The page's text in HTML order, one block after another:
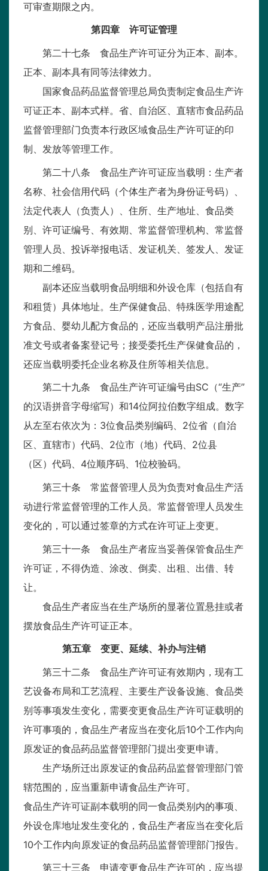
可审查期限之内。
第四章 许可证管理
第二十七条 食品生产许可证分为正本、副本。
正本、副本具有同等法律效力。
国家食品药品监督管理总局负责制定食品生产许
可证正本、副本式样。省、自治区、直辖市食品药品
监督管理部门负责本行政区域食品生产许可证的印
制、发放等管理工作。
第二十八条 食品生产许可证应当载明：生产者
名称、社会信用代码（个体生产者为身份证号码）、
法定代表人（负责人）、住所、生产地址、食品类
别、许可证编号、有效期、常监督管理机构、常监督
管理人员、投诉举报电话、发证机关、签发人、发证
期和二维码。
副本还应当载明食品明细和外设仓库（包括自有
和租赁）具体地址。生产保健食品、特殊医学用途配
方食品、婴幼儿配方食品的，还应当载明产品注册批
准文号或者备案登记号；接受委托生产保健食品的，
还应当载明委托企业名称及住所等相关信息。
第二十九条 食品生产许可证编号由SC（“生产”
的汉语拼音字母缩写）和14位阿拉伯数字组成。数字
从左至右依次为：3位食品类别编码、2位省（自治
区、直辖市）代码、2位市（地）代码、2位县
（区）代码、4位顺序码、1位校验码。
第三十条 常监督管理人员为负责对食品生产活
动进行常监督管理的工作人员。常监督管理人员发生
变化的，可以通过签章的方式在许可证上变更。
第三十一条 食品生产者应当妥善保管食品生产
许可证，不得伪造、涂改、倒卖、出租、出借、转
让。
食品生产者应当在生产场所的显著位置悬挂或者
摆放食品生产许可证正本。
第五章 变更、延续、补办与注销
第三十二条 食品生产许可证有效期内，现有工
艺设备布局和工艺流程、主要生产设备设施、食品类
别等事项发生变化，需要变更食品生产许可证载明的
许可事项的，食品生产者应当在变化后10个工作内向
原发证的食品药品监督管理部门提出变更申请。
生产场所迁出原发证的食品药品监督管理部门管
辖范围的，应当重新申请食品生产许可。
食品生产许可证副本载明的同一食品类别内的事项、
外设仓库地址发生变化的，食品生产者应当在变化后
10个工作内向原发证的食品药品监督管理部门报告。
第三十三条 申请变更食品生产许可的，应当提